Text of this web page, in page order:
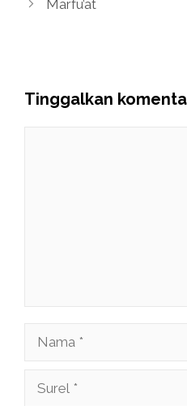
Marfu’at
Tinggalkan
Nama
Surel